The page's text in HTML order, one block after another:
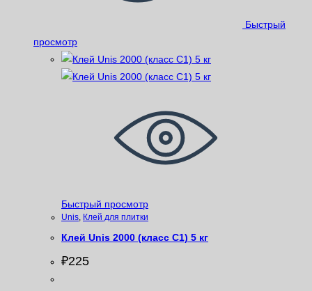
Быстрый
просмотр
Быстрый просмотр
Unis Клей для плитки
Клей Unis 2000 (класс С1) 5 кг
₽225